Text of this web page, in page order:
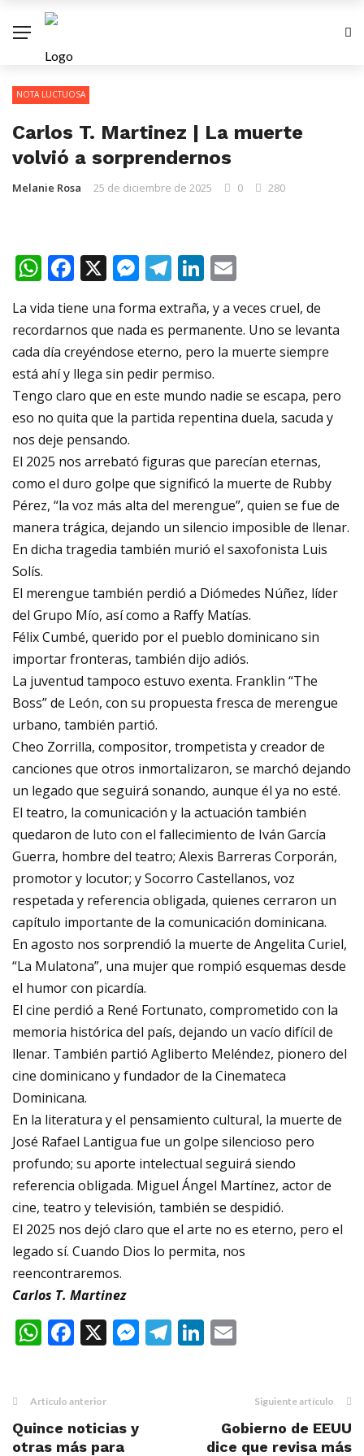
NOTA LUCTUOSA
Carlos T. Martinez | La muerte
volvió a sorprendernos
Melanie Rosa 25 de diciembre de 2025 0 280
WhatsApp
Facebook
X Messenger
Telegram
LinkedIn
La vida tiene una forma extraña, y a veces cruel, de
recordarnos que nada es permanente. Uno se levanta
cada día creyéndose eterno, pero la muerte siempre
está ahí y llega sin pedir permiso.
Tengo claro que en este mundo nadie se escapa, pero
eso no quita que la partida repentina duela, sacuda y
nos deje pensando.
El 2025 nos arrebató figuras que parecían eternas,
como el duro golpe que significó la muerte de Rubby
Pérez, “la voz más alta del merengue”, quien se fue de
manera trágica, dejando un silencio imposible de llenar.
En dicha tragedia también murió el saxofonista Luis
Solís.
El merengue también perdió a Diómedes Núñez, líder
del Grupo Mío, así como a Raffy Matías.
Félix Cumbé, querido por el pueblo dominicano sin
importar fronteras, también dijo adiós.
La juventud tampoco estuvo exenta. Franklin “The
Boss” de León, con su propuesta fresca de merengue
urbano, también partió.
Cheo Zorrilla, compositor, trompetista y creador de
canciones que otros inmortalizaron, se marchó dejando
un legado que seguirá sonando, aunque él ya no esté.
El teatro, la comunicación y la actuación también
quedaron de luto con el fallecimiento de Iván García
Guerra, hombre del teatro; Alexis Barreras Corporán,
promotor y locutor; y Socorro Castellanos, voz
respetada y referencia obligada, quienes cerraron un
capítulo importante de la comunicación dominicana.
En agosto nos sorprendió la muerte de Angelita Curiel,
“La Mulatona”, una mujer que rompió esquemas desde
el humor con picardía.
El cine perdió a René Fortunato, comprometido con la
memoria histórica del país, dejando un vacío difícil de
llenar. También partió Agliberto Meléndez, pionero del
cine dominicano y fundador de la Cinemateca
Dominicana.
En la literatura y el pensamiento cultural, la muerte de
José Rafael Lantigua fue un golpe silencioso pero
profundo; su aporte intelectual seguirá siendo
referencia obligada. Miguel Ángel Martínez, actor de
cine, teatro y televisión, también se despidió.
El 2025 nos dejó claro que el arte no es eterno, pero el
legado sí. Cuando Dios lo permita, nos
reencontraremos.
Carlos T. Martinez
WhatsApp
Facebook
X Messenger
Telegram
LinkedIn
Artículo anterior
Quince noticias y
otras más para
Siguiente artículo
Gobierno de EEUU
dice que revisa más